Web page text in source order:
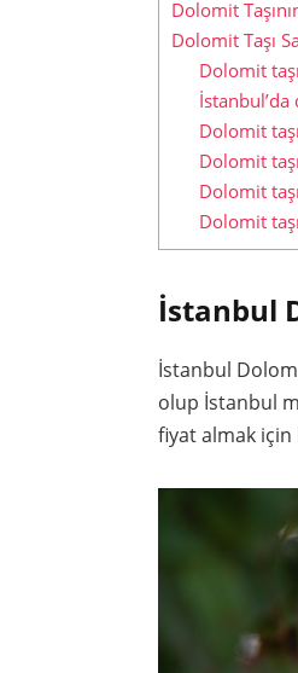
Dolomit
Dolomit Taşı
Dolomit
Dolomit
Dolomit
Dolomit
Dolomit
İstanbul
İstanbul
olup İstanbul
fiyat almak